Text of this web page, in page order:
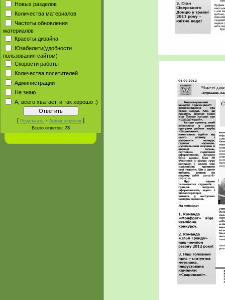
Новых разделов
Количества материалов
Частоты обновления
материалов
Красоты дизайна
Юзабилити(удобности
пользования сайтом)
Скорости работы
Количества посетителей
Администрации
Не знаю...
А, всего хватает, и так хорошо :)
[ Результаты · Архив опросов ]
Всего ответов: 73